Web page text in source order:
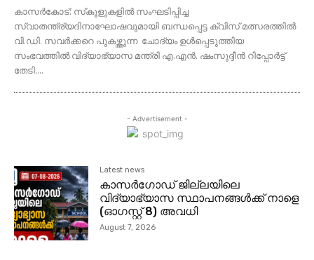
കാസര്‍കോട്: സ്‌കൂളുകളില്‍ സംഘടിപ്പിച്ച
സ്വാതന്ത്ര്യദിനാഘോഷവുമായി ബന്ധപ്പെട്ട ക്വിസ് മത്സരത്തില്‍
വി.ഡി. സവര്‍ക്കറെ പുകഴ്ത്തുന്ന ചോദ്യം ഉള്‍പ്പെടുത്തിയ
സംഭവത്തില്‍ വിദ്യാഭ്യാസ മന്ത്രി എ.എന്‍. ഷംസുദ്ദീന്‍ റിപ്പോര്‍ട്ട്
തേടി....
- Advertisement -
Latest news
കാസര്‍ഗോഡ്‌ ജില്ലയിലെ
വിദ്യാഭ്യാസ സ്ഥാപനങ്ങൾക്ക് നാളെ
(ഓഗസ്റ്റ് 8) അവധി
August 7, 2026